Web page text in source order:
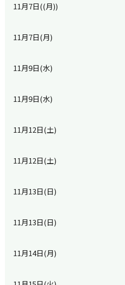
11月7日((月))
11月7日(月)
11月9日(水)
11月9日(水)
11月12日(土)
11月12日(土)
11月13日(日)
11月13日(日)
11月14日(月)